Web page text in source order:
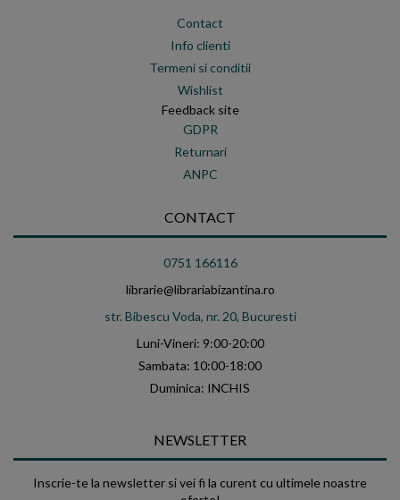
Contact
Info clienti
Termeni si conditii
Wishlist
Feedback site
GDPR
Returnari
ANPC
CONTACT
0751 166116
librarie@librariabizantina.ro
str. Bibescu Voda, nr. 20, Bucuresti
Luni-Vineri: 9:00-20:00
Sambata: 10:00-18:00
Duminica: INCHIS
NEWSLETTER
Inscrie-te la newsletter si vei fi la curent cu ultimele noastre